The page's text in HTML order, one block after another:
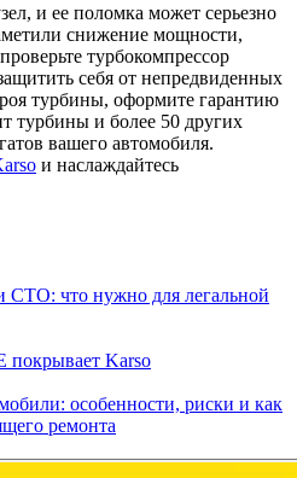
и ее поломка может серьезно
снижение мощности,
турбокомпрессор
себя от непредвиденных
турбины, оформите гарантию
турбины и более 50 других
вашего автомобиля.
и наслаждайтесь
СТО: что нужно для легальной
покрывает Karso
особенности, риски и как
ремонта